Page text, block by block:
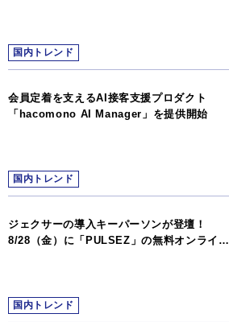
国内トレンド
会員定着を支えるAI接客支援プロダクト
「hacomono AI Manager」を提供開始
国内トレンド
ジェクサーの導入キーパーソンが登壇！
8/28（金）に「PULSEZ」の無料オンライ…
国内トレンド